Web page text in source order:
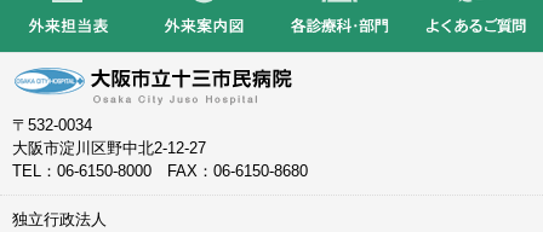
〒532-0034
大阪市淀川区野中北2-12-27
TEL：06-6150-8000 FAX：06-6150-8680
独立行政法人